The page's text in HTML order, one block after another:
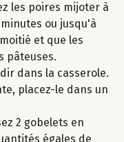
les poires mijoter à
ou jusqu'à
et que les
pâteuses.
dans la casserole.
placez-le dans un
2 gobelets en
égales de